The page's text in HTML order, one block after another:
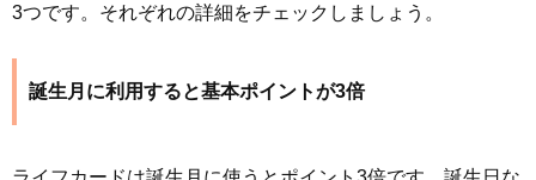
3つです。それぞれの詳細をチェックしましょう。
誕生月に利用すると基本ポイントが3倍